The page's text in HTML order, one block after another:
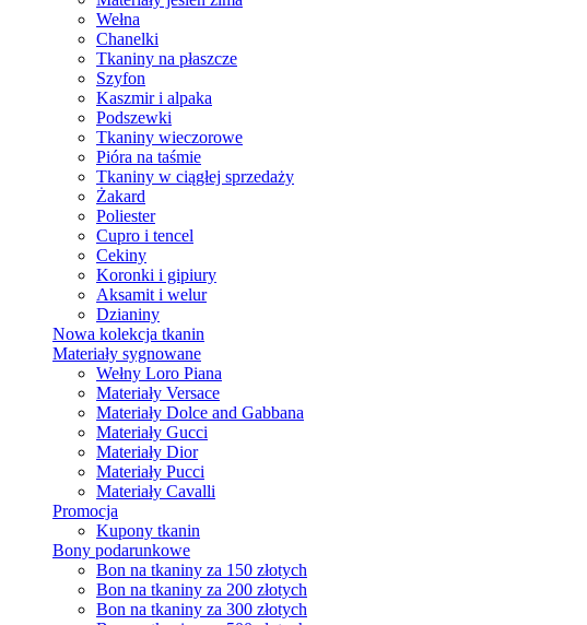
Wełna
Chanelki
Tkaniny na płaszcze
Szyfon
Kaszmir i alpaka
Podszewki
Tkaniny wieczorowe
Pióra na taśmie
Tkaniny w ciągłej sprzedaży
Żakard
Poliester
Cupro i tencel
Cekiny
Koronki i gipiury
Aksamit i welur
Dzianiny
Nowa kolekcja tkanin
Materiały sygnowane
Wełny Loro Piana
Materiały Versace
Materiały Dolce and Gabbana
Materiały Gucci
Materiały Dior
Materiały Pucci
Materiały Cavalli
Promocja
Kupony tkanin
Bony podarunkowe
Bon na tkaniny za 150 złotych
Bon na tkaniny za 200 złotych
Bon na tkaniny za 300 złotych